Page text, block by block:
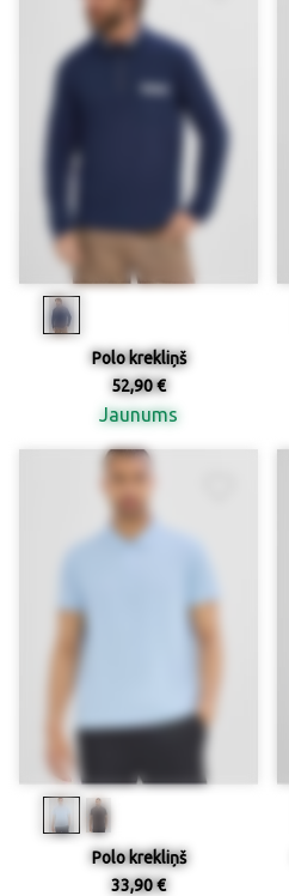
Polo krekliņš
52,90 €
Jaunums
Polo krekliņš
33,90 €